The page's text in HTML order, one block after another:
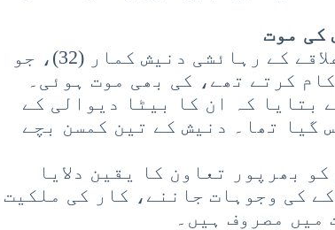
شراوستی کے ایکونا تھانہ علاقے کے رہائشی دنیش کمار (32)، جو
کرتے تھے، کی بھی موت ہوئی۔
بتایا کہ ان کا بیٹا دیوالی کے
گیا تھا۔ دنیش کے تین کمسن بچے
بھرپور تعاون کا یقین دلایا
کی وجوہات جاننے، کار کی ملکیت
میں مصروف ہیں۔